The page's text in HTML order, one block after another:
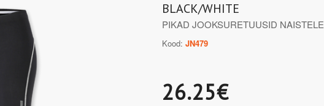
BLACK/WHITE
PIKAD JOOKSURETUUSID NAISTELE
Kood:JN479
26.25€